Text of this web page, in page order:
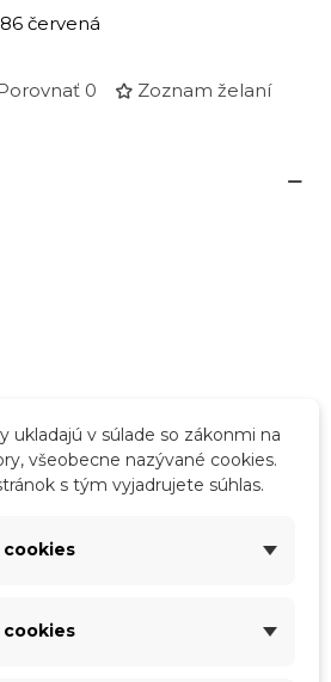
červená
0 Zoznam želaní
Pravá koža
ukladajú v súlade so zákonmi na
všeobecne nazývané cookies.
s tým vyjadrujete súhlas.